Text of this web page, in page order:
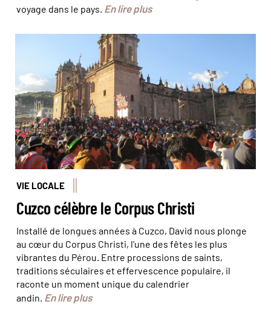
voyage dans le pays. En lire plus
VIE LOCALE
Cuzco célèbre le Corpus Christi
Installé de longues années à Cuzco, David nous plonge
au cœur du Corpus Christi, l’une des fêtes les plus
vibrantes du Pérou. Entre processions de saints,
traditions séculaires et effervescence populaire, il
raconte un moment unique du calendrier
andin. En lire plus